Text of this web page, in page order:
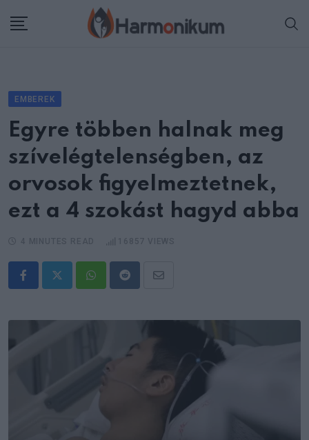
EMBEREK
Egyre többen halnak meg
szívelégtelenségben, az
orvosok figyelmeztetnek,
ezt a 4 szokást hagyd abba
WhatsappRedditShare
Email